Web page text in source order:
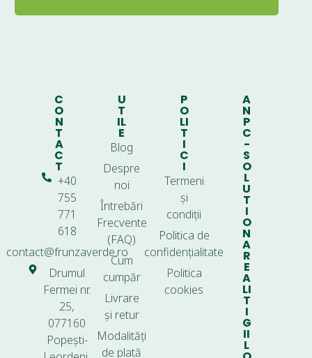
C
O
N
T
A
C
T
+40
755
771
618
contact@frunzaverde.ro
Drumul
Fermei nr.
25,
077160
Popești-
U
T
IL
E
Blog
Despre
noi
Întrebări
Frecvente
(FAQ)
Cum
cumpăr
Livrare
și retur
Modalități
de plată
P
O
LI
T
I
C
I
Termeni
și
condiții
Politica de
confidențialitate
Politica
cookies
A
N
P
C
-
S
O
L
U
T
I
O
N
A
R
E
A
LI
T
I
G
II
L